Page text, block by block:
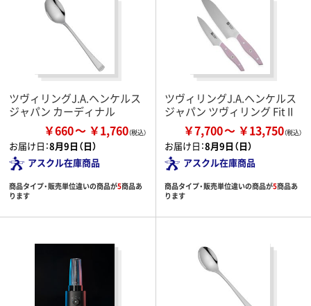
ツヴィリングJ.A.ヘンケルス
ジャパン カーディナル
￥660 ￥1,760
お届け日：8月9日（日）
アスクル在庫商品
商品タイプ・販売単位違いの商品が5商品あ
ります
ツヴィリングJ.A.ヘンケルス
ジャパン ツヴィリング Fit II
￥7,700 ￥13,750
お届け日：8月9日（日）
アスクル在庫商品
商品タイプ・販売単位違いの商品が5商品あ
ります